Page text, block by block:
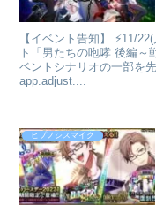
【イベント告知】 ⚡11/
ト「男たちの咆哮 後編～
ベントシナリオの一部を
app.adjust....
ヒプノシスマイク